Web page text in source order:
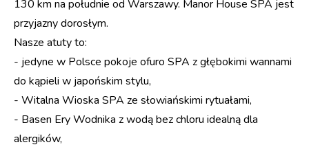
130 km na południe od Warszawy. Manor House SPA jest
przyjazny dorosłym.
Nasze atuty to:
- jedyne w Polsce pokoje ofuro SPA z głębokimi wannami
do kąpieli w japońskim stylu,
- Witalna Wioska SPA ze słowiańskimi rytuałami,
- Basen Ery Wodnika z wodą bez chloru idealną dla
alergików,